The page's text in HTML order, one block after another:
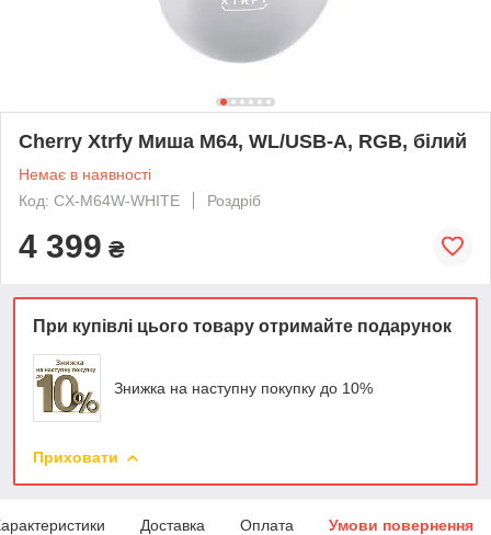
Cherry Xtrfy Миша M64, WL/USB-A, RGB, білий
Немає в наявності
Код: CX-M64W-WHITE
Роздріб
4 399 ₴
При купівлі цього товару отримайте подарунок
Знижка на наступну покупку до 10%
Приховати
Доставка Оплата Умови повернення